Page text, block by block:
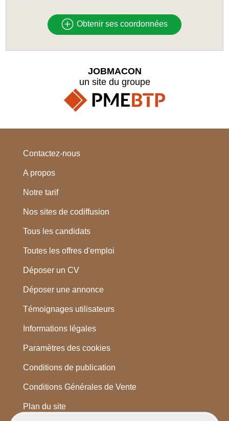
Obtenir ses coordonnées
JOBMACON
un site du groupe
Contactez-nous
A propos
Notre tarif
Nos sites de codiffusion
Tous les candidats
Toutes les offres d'emploi
Déposer un CV
Déposer une annonce
Témoignages utilisateurs
Informations légales
Paramètres des cookies
Conditions de publication
Conditions Générales de Vente
Plan du site